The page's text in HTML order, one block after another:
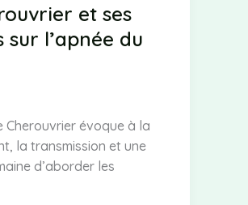
et ses
sur l’apnée du
Cherouvrier évoque à la
la transmission et une
d’aborder les